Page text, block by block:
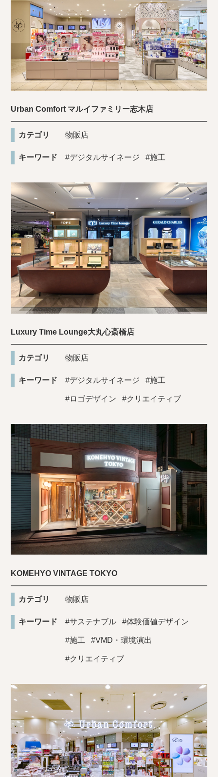
Urban Comfort マルイファミリー志木店
カテゴリ 物販店
キーワード #デジタルサイネージ #施工
Luxury Time Lounge大丸心斎橋店
カテゴリ 物販店
キーワード #デジタルサイネージ #施工
#ロゴデザイン #クリエイティブ
KOMEHYO VINTAGE TOKYO
カテゴリ 物販店
キーワード #サステナブル #体験価値デザイン
#施工 #VMD・環境演出
#クリエイティブ